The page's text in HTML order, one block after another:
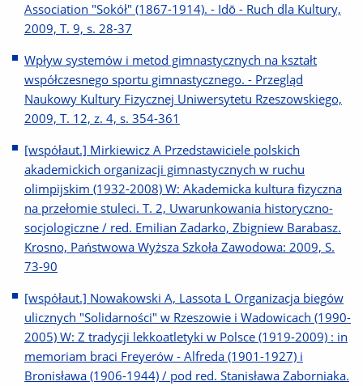
Association "Sokół" (1867-1914). - Idō - Ruch dla Kultury,
2009, T. 9, s. 28-37
Wpływ systemów i metod gimnastycznych na kształt
współczesnego sportu gimnastycznego. - Przegląd
Naukowy Kultury Fizycznej Uniwersytetu Rzeszowskiego,
2009, T. 12, z. 4, s. 354-361
[współaut.] Mirkiewicz A Przedstawiciele polskich
akademickich organizacji gimnastycznych w ruchu
olimpijskim (1932-2008) W: Akademicka kultura fizyczna
na przełomie stuleci. T. 2, Uwarunkowania historyczno-
socjologiczne / red. Emilian Zadarko, Zbigniew Barabasz.
Krosno, Państwowa Wyższa Szkoła Zawodowa: 2009, S.
73-90
[współaut.] Nowakowski A, Lassota L Organizacja biegów
ulicznych "Solidarności" w Rzeszowie i Wadowicach (1990-
2005) W: Z tradycji lekkoatletyki w Polsce (1919-2009) : in
memoriam braci Freyerów - Alfreda (1901-1927) i
Bronisława (1906-1944) / pod red. Stanisława Zaborniaka.